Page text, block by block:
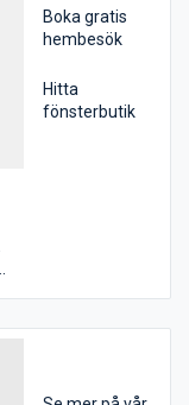
Boka gratis
hembesök
Hitta
fönsterbutik